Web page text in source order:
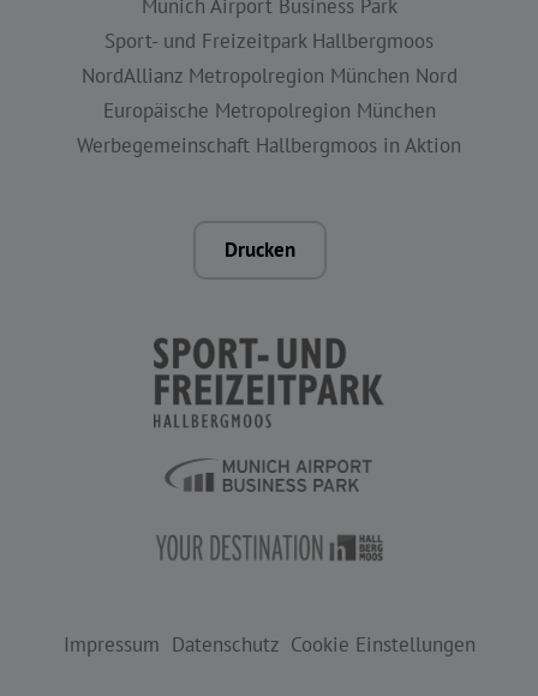
Munich Airport Business Park
Sport- und Freizeitpark Hallbergmoos
NordAllianz Metropolregion München Nord
Europäische Metropolregion München
Werbegemeinschaft Hallbergmoos in Aktion
Drucken
Impressum Datenschutz Cookie Einstellungen